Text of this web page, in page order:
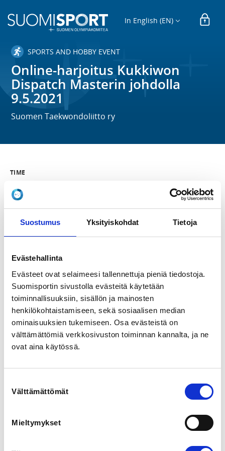
Suostumus Yksityiskohdat Tietoja
Evästehallinta
Evästeet ovat selaimeesi tallennettuja pieniä tiedostoja.
Suomisportin sivustolla evästeitä käytetään
toiminnallisuuksiin, sisällön ja mainosten
henkilökohtaistamiseen, sekä sosiaalisen median
ominaisuuksien tukemiseen. Osa evästeistä on
välttämättömiä verkkosivuston toiminnan kannalta, ja ne
ovat aina käytössä.
valinta
Välttämättömät
Mieltymykset
In English (EN)
SPORTS AND HOBBY EVENT
Online-harjoitus Kukkiwon
Dispatch Masterin johdolla
9.5.2021
Suomen Taekwondoliitto ry
TIME
LOCATION
Zoom
Taekwondo
REGISTRATION PERIOD
Fr 30.4.2021 at 09:30 - Su 9.5.2021 at 11:45
ADDITIONAL INFORMATION
Tatu Iivanainen
tatu.iivanainen@taekwondo.fi
suomalaisille taekwondoharrastajille ilmaisen online-
Harjoitus on tarkoitettu kaikille harrastajille keltaisesta
mustaan vyöhön. Osallistuaksesi tarvitse tietokoneen,